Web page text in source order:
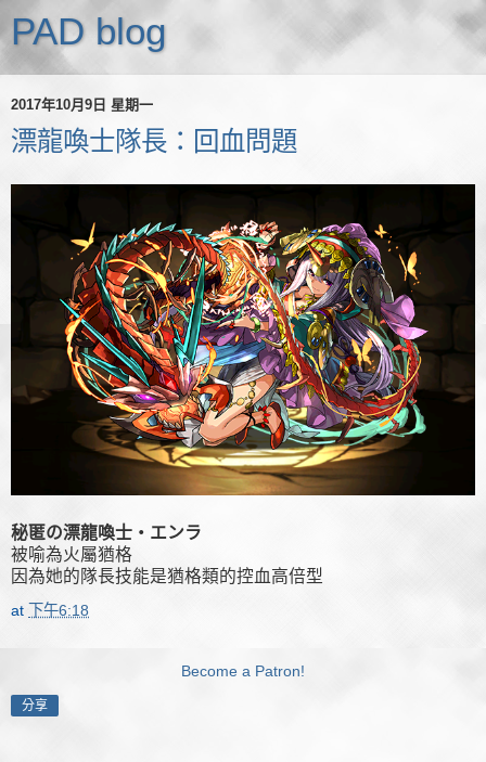
PAD blog
2017年10月9日 星期一
漂龍喚士隊長：回血問題
秘匿の漂龍喚士・エンラ
被喻為火屬猶格
因為她的隊長技能是猶格類的控血高倍型
at 下午6:18
Become a Patron!
分享